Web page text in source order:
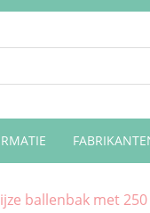
ballenbak met